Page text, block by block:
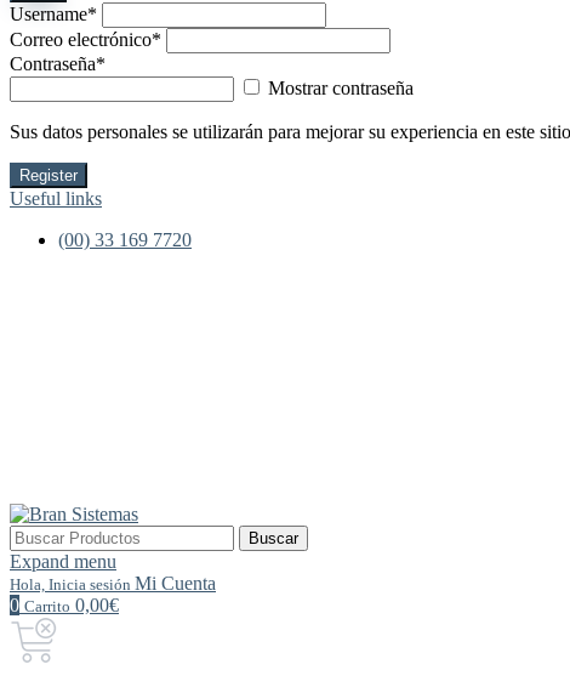
Username*
Correo electrónico*
Contraseña*
Mostrar contraseña
Sus datos personales se utilizarán para mejorar su experiencia en este
Register
Useful links
(00) 33 169 7720
Buscar
por:
Buscar
Expand menu
Hola, Inicia sesión Mi Cuenta
0 Carrito 0,00€